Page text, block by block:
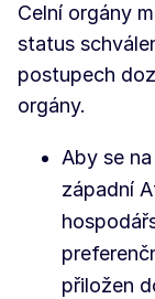
Celní orgány
status
postupech
orgány.
Aby se
západní
přiložen